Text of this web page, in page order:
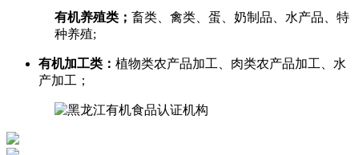
有机养殖类； 畜类、禽类、蛋、奶制品、水产品、特
种养殖;
有机加工类： 植物类农产品加工、肉类农产品加工、水
产加工；